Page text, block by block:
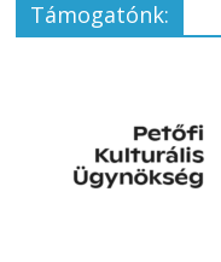
Támogatónk: